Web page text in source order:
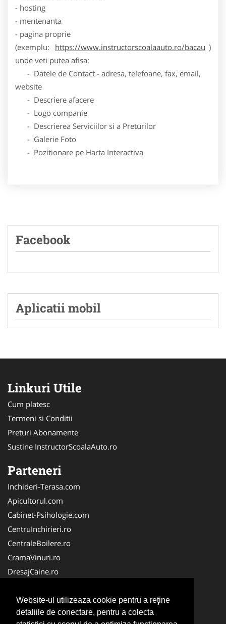
Website-ul utilizeaza cookie pentru a reţine
detaliile de conectare, pentru a colecta
- hosting
- mentenanta
- pagina proprie
(exemplu:
https://www.instructorscoalaauto.ro/bacau )
unde veti putea afisa:
- Datele de Contact - adresa, telefoane, fax, email,
website
- Descriere afacere
- Logo companie
- Descrierea Serviciilor si a Preturilor
- Galerie Foto
- Pozitionare pe Harta Interactiva
Facebook
Aplicatii mobil
Linkuri Utile
Cum platesc
Termeni si Conditii
Preturi Abonamente
Sustine InstructorScoalaAuto.ro
Parteneri
Inchideri-Terasa.com
Apicultorul.com
Cabinet-Psihologie.com
CentruInchirieri.ro
CentraleBoilere.ro
CramaVinuri.ro
DresajCaine.ro
Birouri-Cadastru.ro
Cabinet-Individual.ro